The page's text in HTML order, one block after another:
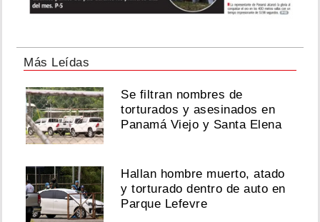
Más Leídas
Se filtran nombres de
torturados y asesinados en
Panamá Viejo y Santa Elena
Hallan hombre muerto, atado
y torturado dentro de auto en
Parque Lefevre